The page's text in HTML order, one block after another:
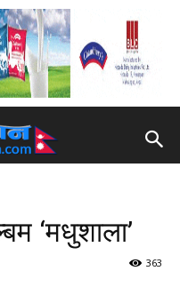
‘मधुशाला’
363